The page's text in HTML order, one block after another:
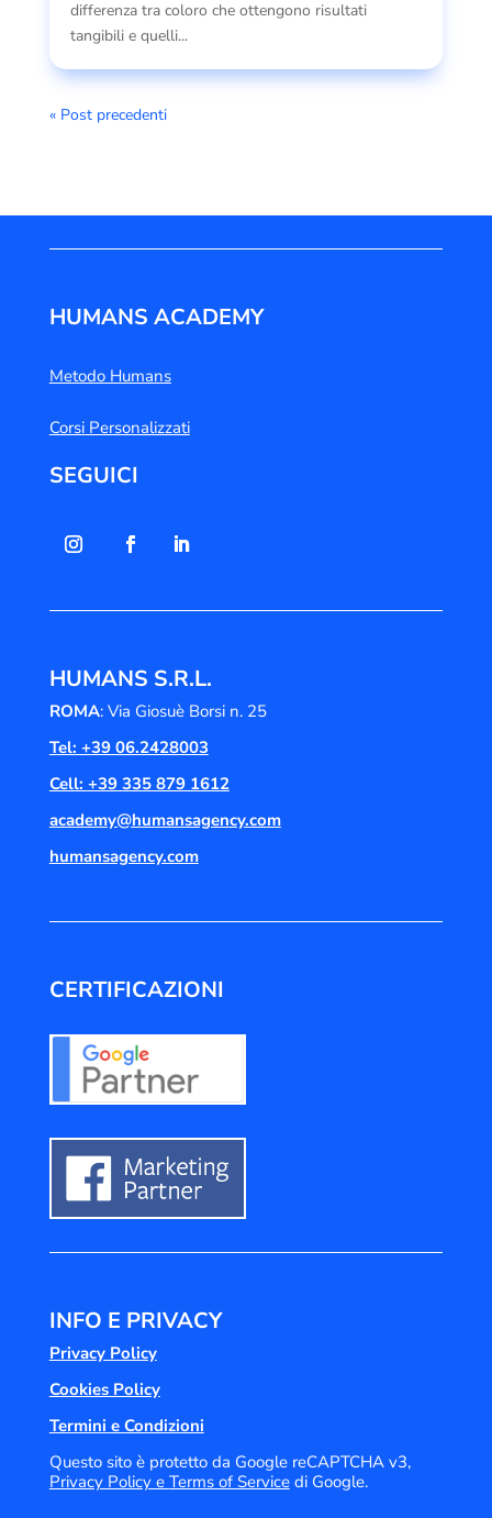
differenza tra coloro che ottengono risultati
tangibili e quelli...
« Post precedenti
HUMANS ACADEMY
Metodo Humans
Corsi Personalizzati
SEGUICI
HUMANS S.R.L.
ROMA: Via Giosuè Borsi n. 25
Tel: +39 06.2428003
Cell: +39 335 879 1612
academy@humansagency.com
humansagency.com
CERTIFICAZIONI
INFO E PRIVACY
Privacy Policy
Cookies Policy
Termini e Condizioni
Questo sito è protetto da Google reCAPTCHA v3,
Privacy Policy e Terms of Servicedi Google.